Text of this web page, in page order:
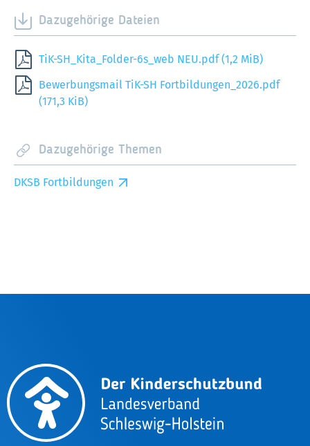
Dazugehörige Dateien
TiK-SH_Kita_Folder-6s_web NEU.pdf(1,2 MiB)
Bewerbungsmail TiK-SH Fortbildungen_2026.pdf
(171,3 KiB)
Dazugehörige Themen
DKSB Fortbildungen